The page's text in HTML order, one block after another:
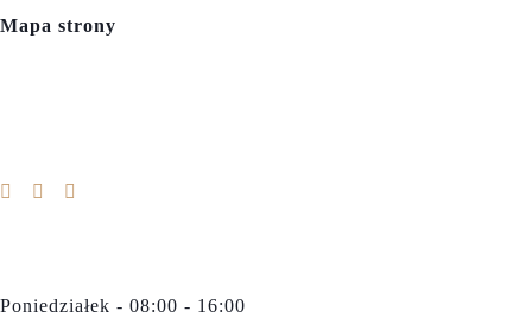
Mapa strony
Poniedziałek - 08:00 - 16:00